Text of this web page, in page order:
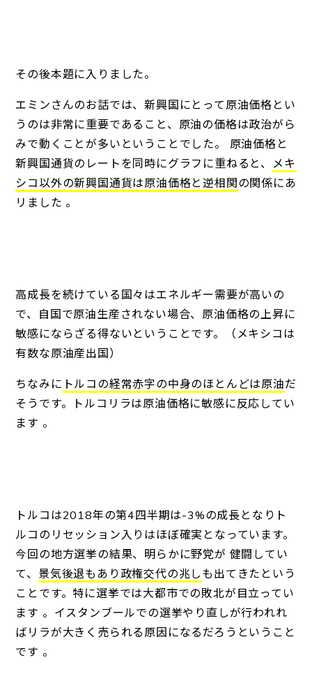
その後本題に入りました。
エミンさんのお話では、新興国にとって原油価格とい
うのは非常に重要であること、原油の価格は政治がら
みで動くことが多いということでした。 原油価格と
新興国通貨のレートを同時にグラフに重ねると、 メキ
シコ以外の新興国通貨は原油価格と逆相関の関係にあ
リました 。
高成長を続けている国々はエネルギー需要が高いの
で、自国で原油生産されない場合、原油価格の上昇に
敏感にならざる得ないということです。（メキシコは
有数な原油産出国）
ちなみに トルコの経常赤字の中身のほとんどは原油だ
そうです。トルコリラは原油価格に敏感に反応してい
ます 。
トルコは2018年の第4四半期は-3%の成長となりト
ルコのリセッション入りはほぼ確実となっています。
今回の地方選挙の結果、明らかに野党が 健闘してい
て、 景気後退もあり政権交代の兆し も出てきたという
ことです。特に選挙では大都市での敗北が目立ってい
ます 。イスタンブールでの選挙やり直しが行われれ
ばリラが大きく売られる原因になるだろうということ
です 。